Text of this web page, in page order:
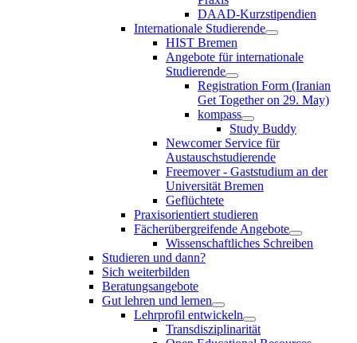
DAAD-Kurzstipendien
Internationale Studierende
HIST Bremen
Angebote für internationale
Studierende
Registration Form (Iranian
Get Together on 29. May)
kompass
Study Buddy
Newcomer Service für
Austauschstudierende
Freemover - Gaststudium an der
Universität Bremen
Geflüchtete
Praxisorientiert studieren
Fächerübergreifende Angebote
Wissenschaftliches Schreiben
Studieren und dann?
Sich weiterbilden
Beratungsangebote
Gut lehren und lernen
Lehrprofil entwickeln
Transdisziplinarität